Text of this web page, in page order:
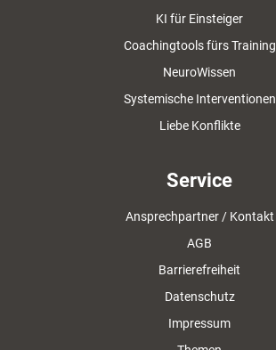
KI für Einsteiger
Coachingtools fürs Training
NeuroWissen
Systemische Interventionen
Liebe Konflikte
Service
Ansprechpartner / Kontakt
AGB
Barrierefreiheit
Datenschutz
Impressum